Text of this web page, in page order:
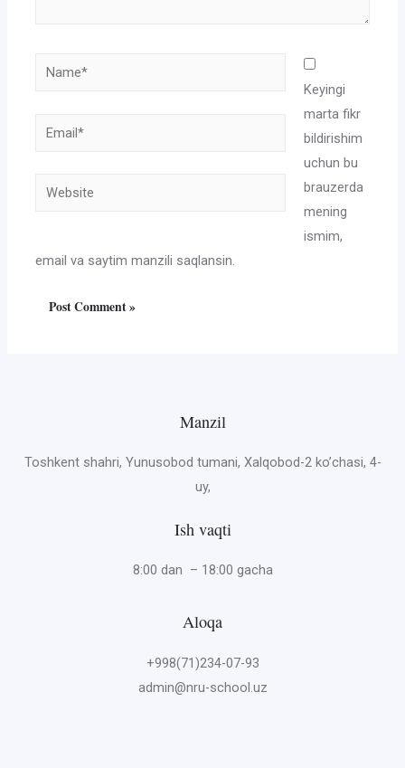
Name*
Email*
Website
Keyingi
marta fikr
bildirishim
uchun bu
brauzerda
mening
ismim,
email va saytim manzili saqlansin.
Manzil
Toshkent shahri, Yunusobod tumani, Xalqobod-2 ko’chasi, 4-
uy,
Ish vaqti
8:00 dan – 18:00 gacha
Aloqa
+998(71)234-07-93
admin@nru-school.uz